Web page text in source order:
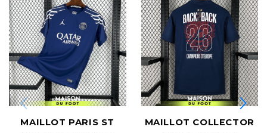
MAILLOT PARIS ST
MAILLOT COLLECTOR